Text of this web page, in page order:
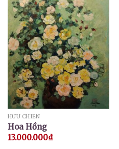
HỮU CHIẾN
Hoa Hồng
13.000.000₫